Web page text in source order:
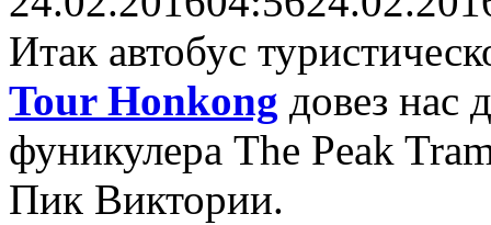
Итак автобус
Tour Honkong довез нас
фуникулера The Peak
Пик Виктории.